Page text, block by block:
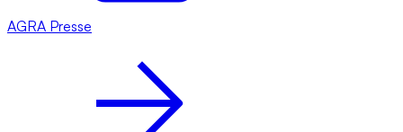
AGRA Presse